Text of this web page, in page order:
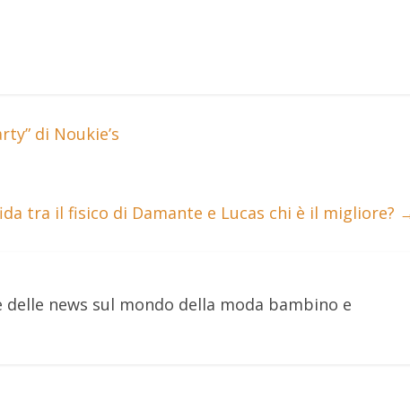
di Noukie’s
tra il fisico di Damante e Lucas chi è il migliore?
news sul mondo della moda bambino e